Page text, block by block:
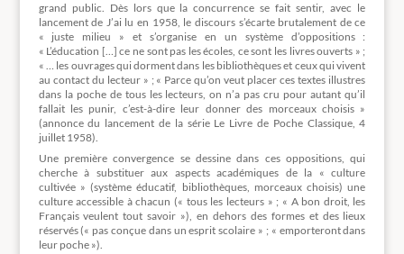
grand public. Dès lors que la concurrence se fait sentir, avec le
lancement de J’ai lu en 1958, le discours s’écarte brutalement de ce
« juste milieu » et s’organise en un système d’oppositions :
« L’éducation […] ce ne sont pas les écoles, ce sont les livres ouverts » ;
« … les ouvrages qui dorment dans les bibliothèques et ceux qui vivent
au contact du lecteur » ; « Parce qu’on veut placer ces textes illustres
dans la poche de tous les lecteurs, on n’a pas cru pour autant qu’il
fallait les punir, c’est-à-dire leur donner des morceaux choisis »
(annonce du lancement de la série Le Livre de Poche Classique, 4
juillet 1958).
Une première convergence se dessine dans ces oppositions, qui
cherche à substituer aux aspects académiques de la « culture
cultivée » (système éducatif, bibliothèques, morceaux choisis) une
culture accessible à chacun (« tous les lecteurs » ; « A bon droit, les
Français veulent tout savoir »), en dehors des formes et des lieux
réservés (« pas conçue dans un esprit scolaire » ; « emporteront dans
leur poche »).